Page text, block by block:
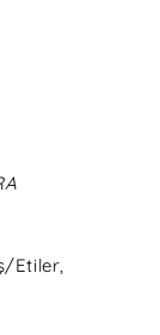
Etiler,